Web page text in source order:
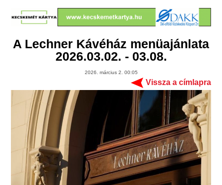
A Lechner Kávéház menüajánlata
2026.03.02. - 03.08.
2026. március 2. 00:05
Vissza a címlapra